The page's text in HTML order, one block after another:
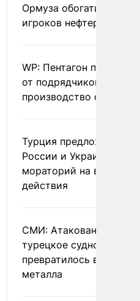
Ормуза обогатило
игроков нефтерынка
WP: Пентагон
от подрядчиков
производство оружия
Турция предложила
России и Украине
мораторий на военные
действия
СМИ: Атакованное ВСУ
турецкое судно
превратилось в груду
металла